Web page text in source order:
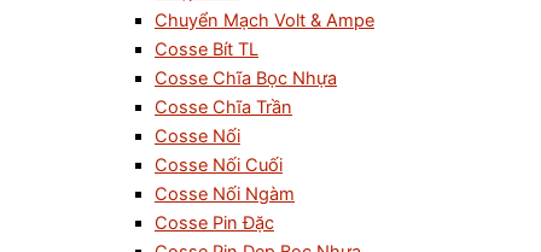
Chuyển Mạch Volt & Ampe
Cosse Bít TL
Cosse Chĩa Bọc Nhựa
Cosse Chĩa Trần
Cosse Nối
Cosse Nối Cuối
Cosse Nối Ngàm
Cosse Pin Đặc